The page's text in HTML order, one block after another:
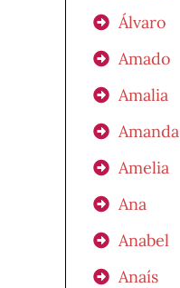
Álvaro
Amado
Amalia
Amanda
Amelia
Ana
Anabel
Anaís